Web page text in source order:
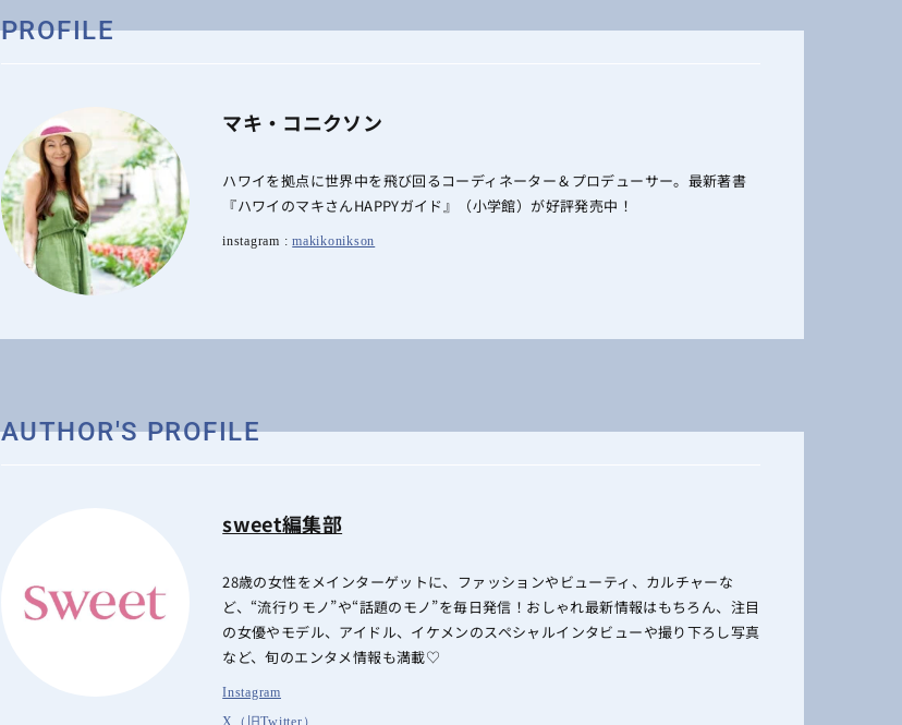
PROFILE
マキ・コニクソン
ハワイを拠点に世界中を飛び回るコーディネーター＆プロデューサー。最新著書
『ハワイのマキさんHAPPYガイド』（小学館）が好評発売中！
instagram :makikonikson
AUTHOR'S PROFILE
sweet編集部
28歳の女性をメインターゲットに、ファッションやビューティ、カルチャーな
ど、“流行りモノ”や“話題のモノ”を毎日発信！おしゃれ最新情報はもちろん、注目
の女優やモデル、アイドル、イケメンのスペシャルインタビューや撮り下ろし写真
など、旬のエンタメ情報も満載♡
Instagram